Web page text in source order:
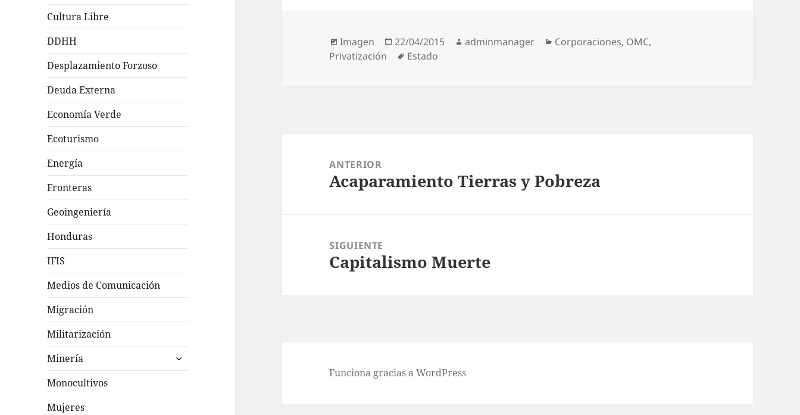
Cultura Libre
DDHH
Desplazamiento Forzoso
Deuda Externa
Economía Verde
Ecoturismo
Energía
Fronteras
Geoingeniería
Honduras
IFIS
Medios de Comunicación
Migración
Militarización
Minería
expande
el
inferior
Monocultivos
Mujeres
Formato
Imagen
Publicado
el
22/04/2015 Autor
adminmanager Categorías
Corporaciones, OMC,
Privatización
Etiquetas
Estado
entradas
ANTERIOR
Entrada
Acaparamiento Tierras y Pobreza
SIGUIENTE
Entrada
Capitalismo Muerte
Funciona gracias a WordPress